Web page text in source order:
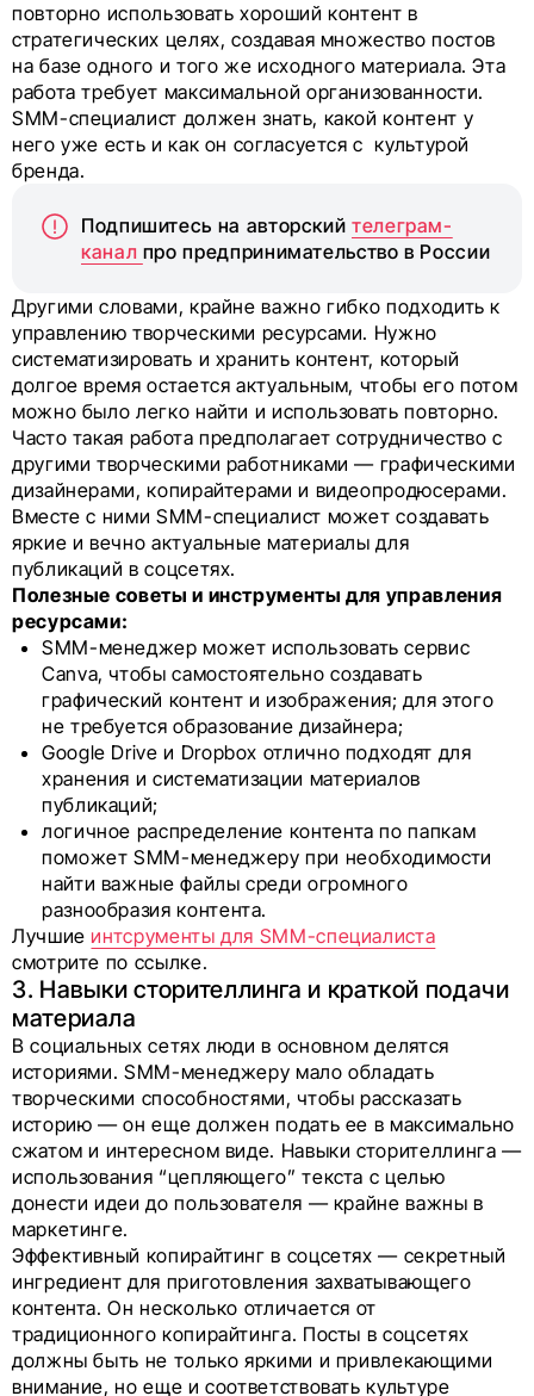
повторно использовать хороший контент в
стратегических целях, создавая множество постов
на базе одного и того же исходного материала. Эта
работа требует максимальной организованности.
SMM-специалист должен знать, какой контент у
него уже есть и как он согласуется с культурой
бренда.
Подпишитесь на авторский телеграм-
канал про предпринимательство в России
Другими словами, крайне важно гибко подходить к
управлению творческими ресурсами. Нужно
систематизировать и хранить контент, который
долгое время остается актуальным, чтобы его потом
можно было легко найти и использовать повторно.
Часто такая работа предполагает сотрудничество с
другими творческими работниками — графическими
дизайнерами, копирайтерами и видеопродюсерами.
Вместе с ними SMM-специалист может создавать
яркие и вечно актуальные материалы для
публикаций в соцсетях.
Полезные советы и инструменты для управления
ресурсами:
SMM-менеджер может использовать сервис
Canva, чтобы самостоятельно создавать
графический контент и изображения; для этого
не требуется образование дизайнера;
Google Drive и Dropbox отлично подходят для
хранения и систематизации материалов
публикаций;
логичное распределение контента по папкам
поможет SMM-менеджеру при необходимости
найти важные файлы среди огромного
разнообразия контента.
Лучшиеинтсрументы для SMM-специалиста
смотрите по ссылке.
3. Навыки сторителлинга и краткой подачи
материала
В социальных сетях люди в основном делятся
историями. SMM-менеджеру мало обладать
творческими способностями, чтобы рассказать
историю — он еще должен подать ее в максимально
сжатом и интересном виде. Навыки сторителлинга —
использования “цепляющего” текста с целью
донести идеи до пользователя — крайне важны в
маркетинге.
Эффективный копирайтинг в соцсетях — секретный
ингредиент для приготовления захватывающего
контента. Он несколько отличается от
традиционного копирайтинга. Посты в соцсетях
должны быть не только яркими и привлекающими
внимание, но еще и соответствовать культуре